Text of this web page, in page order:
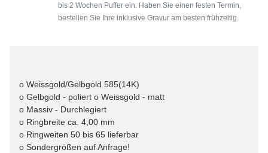
bis 2 Wochen Puffer ein. Haben Sie einen festen Termin,
bestellen Sie Ihre inklusive Gravur am besten frühzeitig.
o Weissgold/Gelbgold 585(14K)
o Gelbgold - poliert o Weissgold - matt
o Massiv - Durchlegiert
o Ringbreite ca. 4,00 mm
o Ringweiten 50 bis 65 lieferbar
o Sondergrößen auf Anfrage!